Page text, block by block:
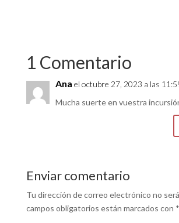
1 Comentario
Ana el octubre 27, 2023 a las
Mucha suerte en vuestra
Enviar comentario
Tu dirección de correo electrónico no
campos obligatorios están marcados con *